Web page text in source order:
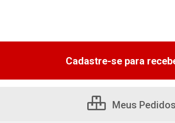
Cadastre-se para
Meus Pedidos